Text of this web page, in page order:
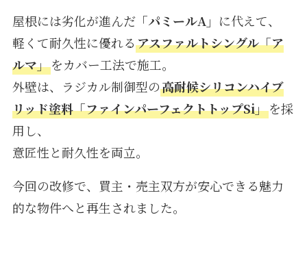
屋根には劣化が進んだ「パミールA」 に代えて、
軽くて耐久性に優れるアスファルトシングル「ア
ルマ」をカバー工法で施工。
外壁は、ラジカル制御型の高耐候シリコンハイブ
リッド塗料「ファインパーフェクトトップSi」を採
用し、
意匠性と耐久性を両立。
今回の改修で、買主・売主双方が安心できる魅力
的な物件へと再生されました。